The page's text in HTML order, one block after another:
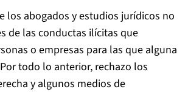
los abogados y estudios jurídicos no
de las conductas ilícitas que
o empresas para las que alguna
todo lo anterior, rechazo los
y algunos medios de